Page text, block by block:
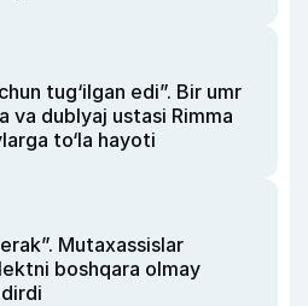
tug‘ilgan edi”. Bir umr
va dublyaj ustasi Rimma
to‘la hayoti
Mutaxassislar
boshqara olmay